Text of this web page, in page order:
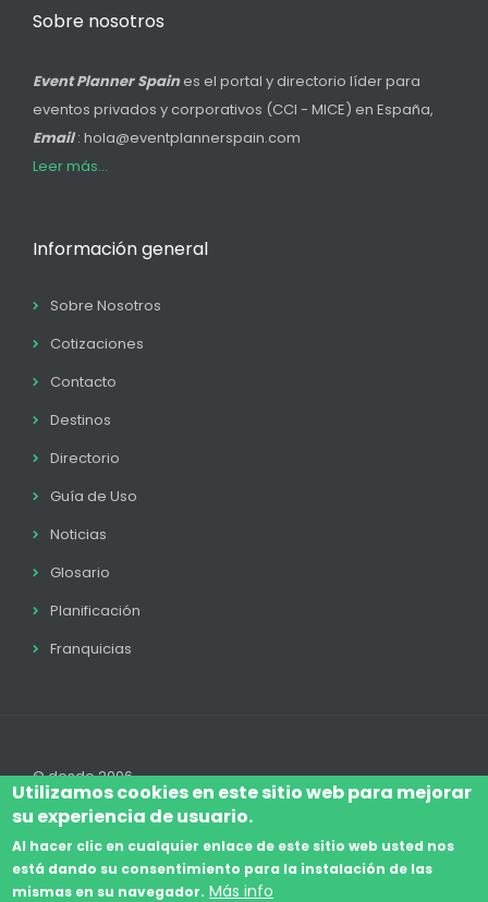
Sobre nosotros
Event Planner Spain es el portal y directorio líder para
eventos privados y corporativos (CCI - MICE) en España,
Email: hola@eventplannerspain.com
Leer más...
Información general
Sobre Nosotros
Cotizaciones
Contacto
Destinos
Directorio
Guía de Uso
Noticias
Glosario
Planificación
Franquicias
© desde 2006
Aviso Legal Legal
Utilizamos cookies en este sitio web para mejorar
su experiencia de usuario.
Al hacer clic en cualquier enlace de este sitio web usted nos
está dando su consentimiento para la instalación de las
mismas en su navegador. Más info